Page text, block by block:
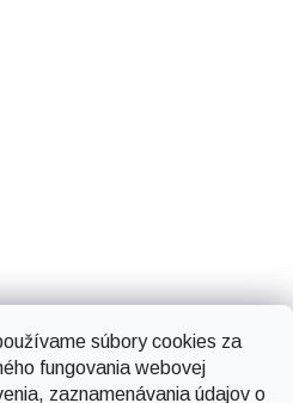
súbory cookies za
fungovania webovej
zaznamenávania údajov o